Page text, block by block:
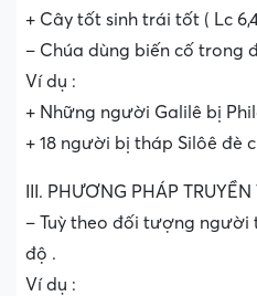
+ Cây tốt sinh trái tốt ( Lc
– Chúa dùng biến cố trong
Ví dụ :
+ Những người Galilê bị
+ 18 người bị tháp Silôê đè
III. PHƯƠNG PHÁP TRUYỀN
– Tuỳ theo đối tượng người
độ .
Ví dụ :